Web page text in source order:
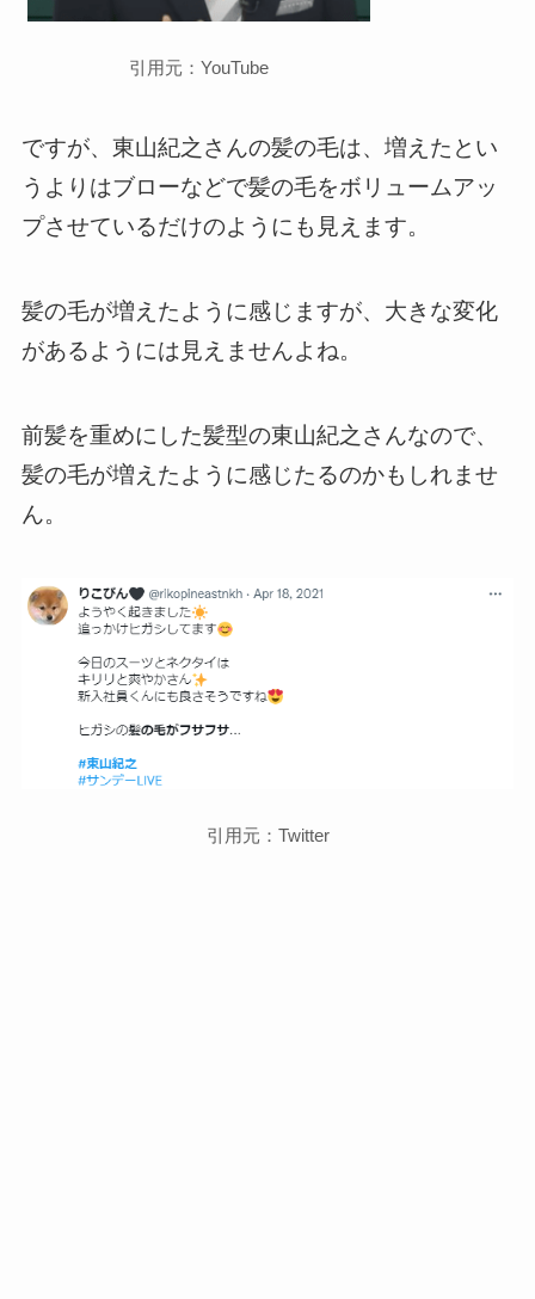
引用元：YouTube
ですが、東山紀之さんの髪の毛は、増えたとい
うよりはブローなどで髪の毛をボリュームアッ
プさせているだけのようにも見えます。
髪の毛が増えたように感じますが、大きな変化
があるようには見えませんよね。
前髪を重めにした髪型の東山紀之さんなので、
髪の毛が増えたように感じたるのかもしれませ
ん。
引用元：Twitter